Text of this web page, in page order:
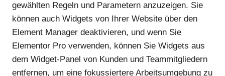
gewählten Regeln und Parametern anzuzeigen. Sie
können auch Widgets von Ihrer Website über den
Element Manager deaktivieren, und wenn Sie
Elementor Pro verwenden, können Sie Widgets aus
dem Widget-Panel von Kunden und Teammitgliedern
entfernen, um eine fokussiertere Arbeitsumgebung zu